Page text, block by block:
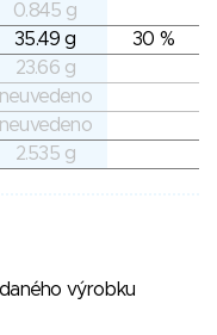
0.845 g
35.49 g
30 %
23.66 g
neuvedeno
neuvedeno
2.535 g
výrobku